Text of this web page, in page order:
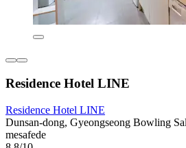
Residence Hotel LINE
Residence Hotel LINE
Dunsan-dong, Gyeongseong Bowling
mesafede